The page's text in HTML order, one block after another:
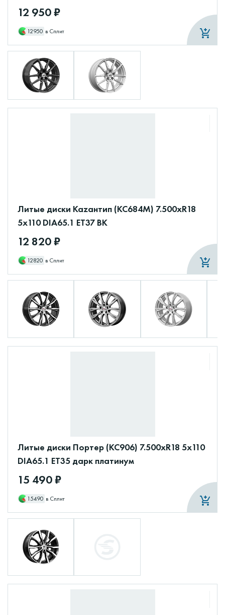
12 950 ₽
12950 в Сплит
Литые диски Каzантип (КС684М) 7.500xR18
5x110 DIA65.1 ET37 BK
12 820 ₽
12820 в Сплит
Литые диски Портер (КС906) 7.500xR18 5x110
DIA65.1 ET35 дарк платинум
15 490 ₽
15490 в Сплит